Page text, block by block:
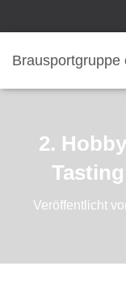
Brausportgruppe
2.
Veröffentlicht